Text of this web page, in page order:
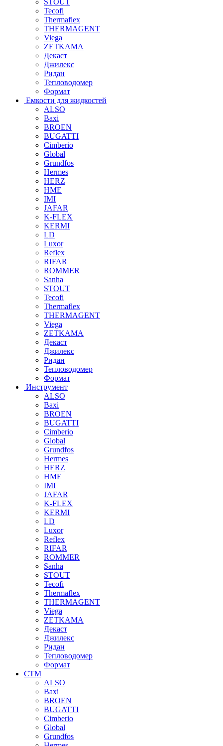
Tecofi
Thermaflex
THERMAGENT
Viega
ZETKAMA
Декаст
Джилекс
Ридан
Тепловодомер
Формат
Емкости для жидкостей
ALSO
Baxi
BROEN
BUGATTI
Cimberio
Global
Grundfos
Hermes
HERZ
HME
IMI
JAFAR
K-FLEX
KERMI
LD
Luxor
Reflex
RIFAR
ROMMER
Sanha
STOUT
Tecofi
Thermaflex
THERMAGENT
Viega
ZETKAMA
Декаст
Джилекс
Ридан
Тепловодомер
Формат
Инструмент
ALSO
Baxi
BROEN
BUGATTI
Cimberio
Global
Grundfos
Hermes
HERZ
HME
IMI
JAFAR
K-FLEX
KERMI
LD
Luxor
Reflex
RIFAR
ROMMER
Sanha
STOUT
Tecofi
Thermaflex
THERMAGENT
Viega
ZETKAMA
Декаст
Джилекс
Ридан
Тепловодомер
Формат
СТМ
ALSO
Baxi
BROEN
BUGATTI
Cimberio
Global
Grundfos